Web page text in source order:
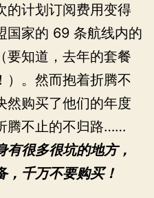
的计划订阅费用变得
国家的 69 条航线内的
要知道，去年的套餐
）。然而抱着折腾不
然购买了他们的年度
腾不止的不归路……
很多很坑的地方，
，千万不要购买！